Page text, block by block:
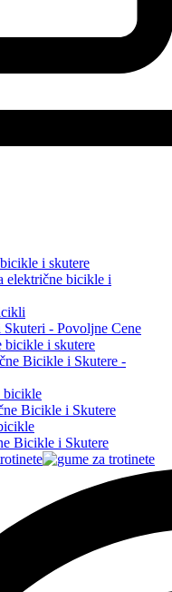
i skutere
bicikle i skutere
bicikle